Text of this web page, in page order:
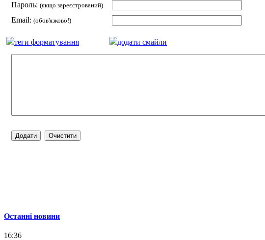
Пароль: (якщо зареєстрований)
Email: (обов'язково!)
теги форматування додати смайли
Останні новини
16:36